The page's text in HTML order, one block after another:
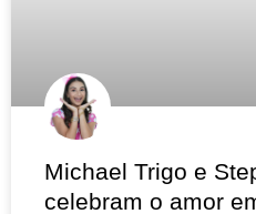
Michael Trigo e
celebram o amor